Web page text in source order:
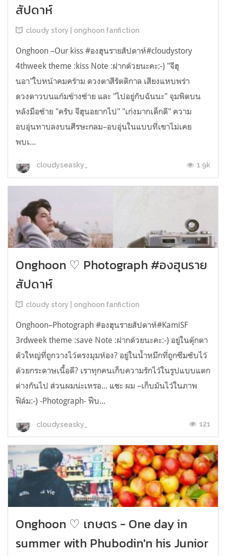
สัปดาห์
cloudy story | onghoon fanfiction
Onghoon –Our kiss #องฮุนรายสัปดาห์#cloudystory
4thweek theme :kiss Note :ฝากด้วยนะคะ:-) "จีฮุ
นอา"ใบหน้าคมคร้าม ดวงตาสีรัตติกาล เสียงแหบพร่า
ดวงดาวบนแก้มข้างซ้าย และ "ไปอยู่กับฉันนะ" จุมพิตบน
หลังมือซ้าย "ครับ จีฮุนอยากไป" "เก่งมากเด็กดี" ความ
อบอุ่นทาบลงบนศีรษะกลม–อบอุ่นในแบบที่เขาไม่เคย
พบเ...
cloudyseasky_ 1.9k
Onghoon ♡ Photograph #องฮุนราย
สัปดาห์
cloudy story | onghoon fanfiction
Onghoon–Photograph #องฮุนรายสัปดาห์#KamiSF
3rdweek theme :save Note :ฝากด้วยนะคะ:-) อยู่ในตุ๊กตา
ตัวใหญ่ที่ถูกวางไว้ตรงมุมห้อง? อยู่ในน้ำหมึกที่ถูกซึมซับไว้
ด้วยกระดาษเนื้อดี? เราทุกคนเก็บความรักไว้ในรูปแบบแตก
ต่างกันไป ส่วนผมน่ะเหรอ... แชะ ผม –เก็บมันไว้ในภาพ
ฟิล์ม:-) -Photograph- ฟึบ...
cloudyseasky_ 121
Onghoon ♡ เกษตร - One day in
summer with Phubodin'n his Junior